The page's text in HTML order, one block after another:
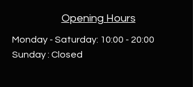
Opening Hours
Monday - Saturday: 10:00 - 20:00
Sunday : Closed